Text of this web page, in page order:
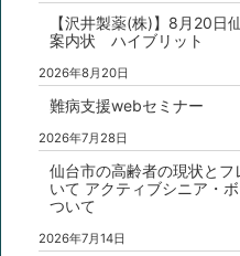
【沢井製薬(株)】8月20
案内状 ハイブリット
2026年8月20日
難病支援webセミナー
2026年7月28日
仙台市の高齢者の現状と
いて アクティブシニア・
ついて
2026年7月14日